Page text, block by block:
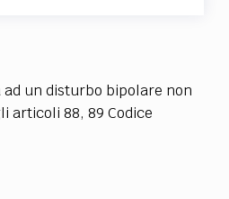
un disturbo bipolare non
articoli 88, 89 Codice